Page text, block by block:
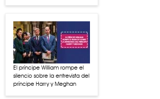
El príncipe William rompe el
silencio sobre la entrevista del
príncipe Harry y Meghan